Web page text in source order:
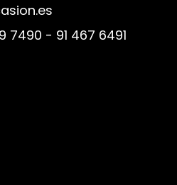
7490 - 91 467 6491